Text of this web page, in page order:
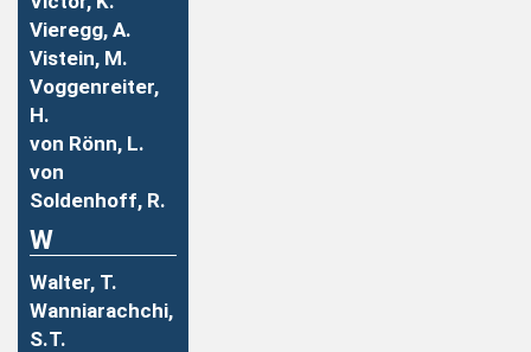
Vieregg, A.
Vistein, M.
Voggenreiter,
H.
von Rönn, L.
von
Soldenhoff, R.
W
Walter, T.
Wanniarachchi,
S.T.